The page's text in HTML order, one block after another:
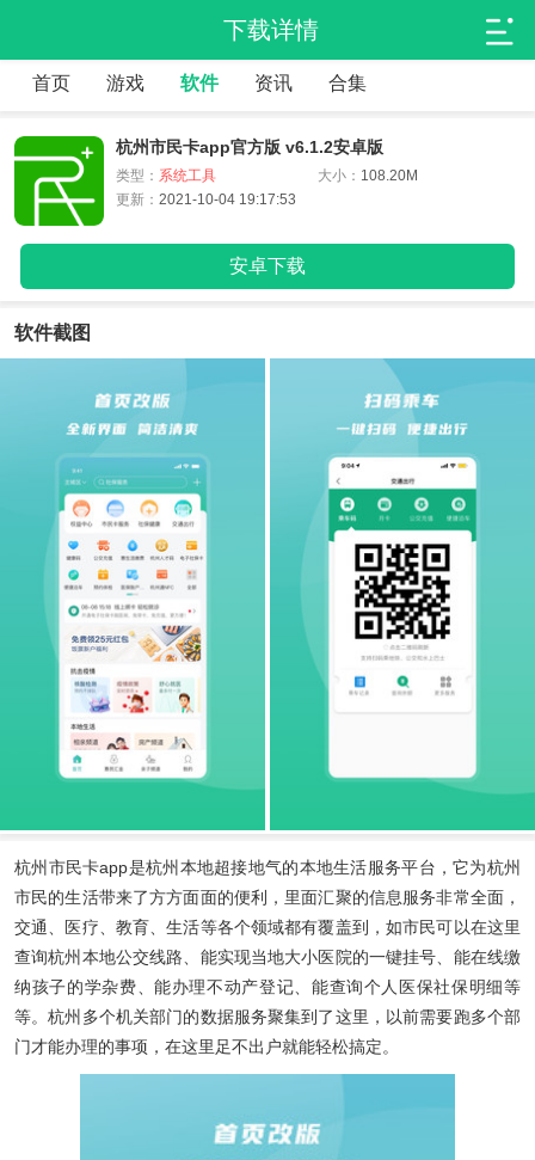
下载详情
首页 游戏 软件 资讯 合集
杭州市民卡app官方版 v6.1.2安卓版
类型： 系统工具 大小： 108.20M
更新： 2021-10-04 19:17:53
安卓下载
软件截图
杭州市民卡app是杭州本地超接地气的本地生活服务平台，它为杭州
市民的生活带来了方方面面的便利，里面汇聚的信息服务非常全面，
交通、医疗、教育、生活等各个领域都有覆盖到，如市民可以在这里
查询杭州本地公交线路、能实现当地大小医院的一键挂号、能在线缴
纳孩子的学杂费、能办理不动产登记、能查询个人医保社保明细等
等。杭州多个机关部门的数据服务聚集到了这里，以前需要跑多个部
门才能办理的事项，在这里足不出户就能轻松搞定。